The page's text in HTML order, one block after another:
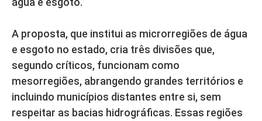
A proposta, que institui as microrregiões de água
e esgoto no estado, cria três divisões que,
segundo críticos, funcionam como
mesorregiões, abrangendo grandes territórios e
incluindo municípios distantes entre si, sem
respeitar as bacias hidrográficas. Essas regiões